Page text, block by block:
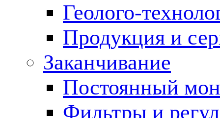
Геолого-
Продукция и
Заканчивание
Постоянный
Фильтры и